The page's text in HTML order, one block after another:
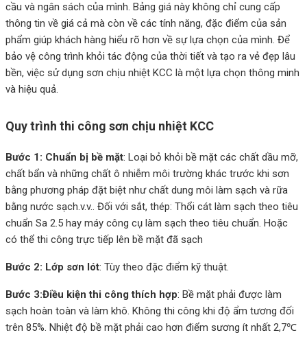
cầu và ngân sách của mình. Bảng giá này không chỉ cung cấp
thông tin về giá cả mà còn về các tính năng, đặc điểm của sản
phẩm giúp khách hàng hiểu rõ hơn về sự lựa chọn của mình. Để
bảo vệ công trình khỏi tác động của thời tiết và tạo ra vẻ đẹp lâu
bền, việc sử dụng sơn chịu nhiệt KCC là một lựa chọn thông minh
và hiệu quả.
Quy trình thi công sơn chịu nhiệt KCC
Bước 1: Chuẩn bị bề mặt: Loại bỏ khỏi bề mặt các chất dầu mỡ,
chất bẩn và những chất ô nhiễm môi trường khác trước khi sơn
bằng phương pháp đặt biệt như chất dung môi làm sạch và rữa
bằng nước sạch.v.v.. Đối với sắt, thép: Thổi cát làm sạch theo tiêu
chuẩn Sa 2.5 hay máy công cụ làm sạch theo tiêu chuẩn. Hoặc
có thể thi công trực tiếp lên bề mặt đã sạch
Bước 2: Lớp sơn lót: Tùy theo đặc điểm kỹ thuật.
Bước 3:Điều kiện thi công thích hợp: Bề mặt phải được làm
sạch hoàn toàn và làm khô. Không thi công khi độ ẩm tương đối
trên 85%. Nhiệt độ bề mặt phải cao hơn điểm sương ít nhất 2,7℃